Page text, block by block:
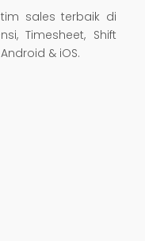
sales terbaik di
Timesheet, Shift
& iOS.